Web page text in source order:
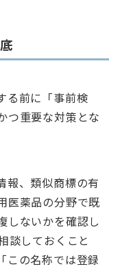
る前に「事前検
つ重要な対策とな
報、類似商標の有
医薬品の分野で既
しないかを確認し
談しておくこと
この名称では登録